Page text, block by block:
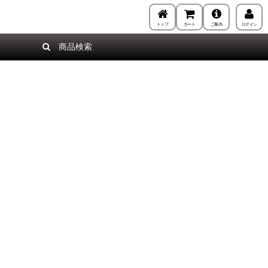
トップ カート ご案内 ログイン
商品検索